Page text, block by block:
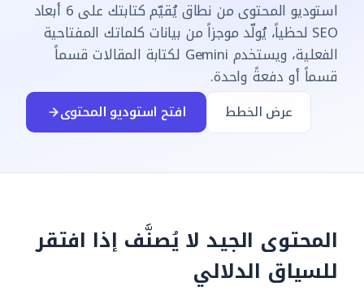
استوديو المحتوى من نطاق يُقيّم كتابتك على 6 أبعاد
SEO لحظياً، يُولّد موجزاً من بيانات كلماتك المفتاحية
الفعلية، ويستخدم Gemini لكتابة المقالات قسماً
قسماً أو دفعةً واحدة.
افتح استوديو المحتوى عرض الخطط
المحتوى الجيد لا يُصنَّف إذا افتقر
للسياق الدلالي